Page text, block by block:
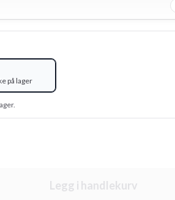
på lager
Legg i handlekurv